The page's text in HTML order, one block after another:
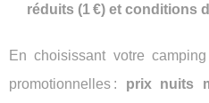
réduits (1 €) et conditions
En choisissant votre
promotionnelles : prix nuits